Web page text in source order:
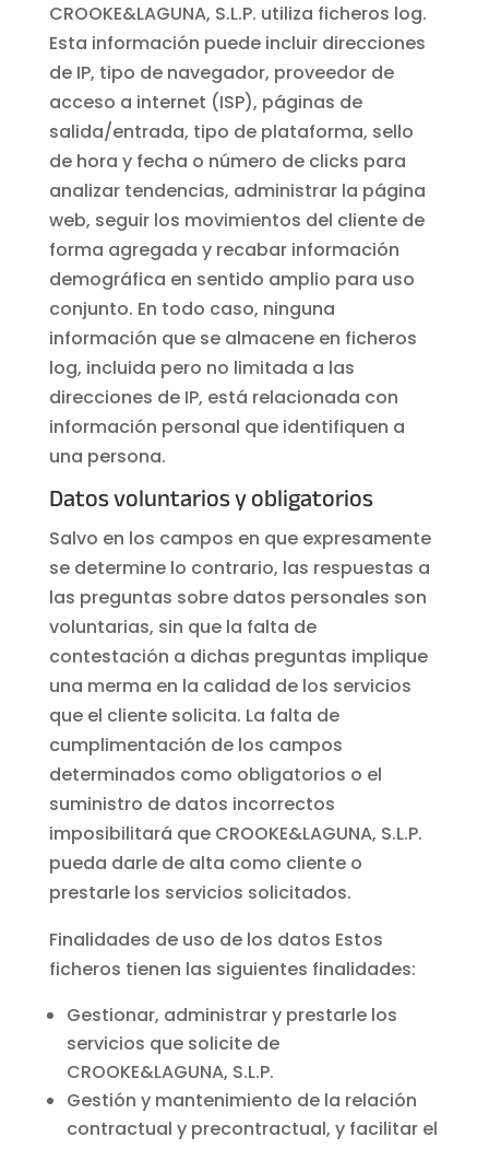
CROOKE&LAGUNA, S.L.P. utiliza ficheros log.
Esta información puede incluir direcciones
de IP, tipo de navegador, proveedor de
acceso a internet (ISP), páginas de
salida/entrada, tipo de plataforma, sello
de hora y fecha o número de clicks para
analizar tendencias, administrar la página
web, seguir los movimientos del cliente de
forma agregada y recabar información
demográfica en sentido amplio para uso
conjunto. En todo caso, ninguna
información que se almacene en ficheros
log, incluida pero no limitada a las
direcciones de IP, está relacionada con
información personal que identifiquen a
una persona.
Datos voluntarios y obligatorios
Salvo en los campos en que expresamente
se determine lo contrario, las respuestas a
las preguntas sobre datos personales son
voluntarias, sin que la falta de
contestación a dichas preguntas implique
una merma en la calidad de los servicios
que el cliente solicita. La falta de
cumplimentación de los campos
determinados como obligatorios o el
suministro de datos incorrectos
imposibilitará que CROOKE&LAGUNA, S.L.P.
pueda darle de alta como cliente o
prestarle los servicios solicitados.
Finalidades de uso de los datos Estos
ficheros tienen las siguientes finalidades:
Gestionar, administrar y prestarle los
servicios que solicite de
CROOKE&LAGUNA, S.L.P.
Gestión y mantenimiento de la relación
contractual y precontractual, y facilitar el